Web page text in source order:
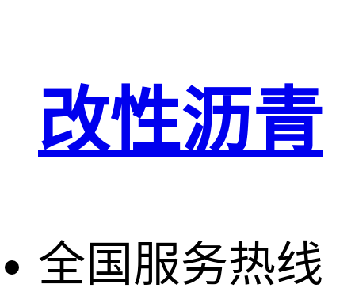
改性沥青
全国服务热线